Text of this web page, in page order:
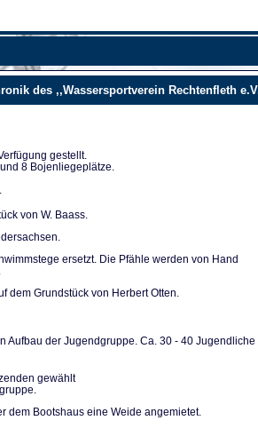
des ,,Wassersportverein Rechtenfleth
ge­stellt.
8 Bojenliegeplätze.
von W. Baass.
ersetzt. Die Pfähle werden von Hand
dem Grundstück von Herbert Otten.
Aufbau der Jugendgruppe. Ca. 30 - 40 Ju­gendliche
gewählt
dem Bootshaus eine Weide angemietet.